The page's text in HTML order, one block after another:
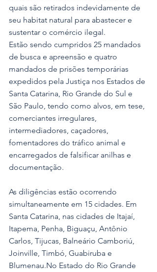
quais são retirados indevidamente de
seu habitat natural para abastecer e
sustentar o comércio ilegal.
Estão sendo cumpridos 25 mandados
de busca e apreensão e quatro
mandados de prisões temporárias
expedidos pela Justiça nos Estados de
Santa Catarina, Rio Grande do Sul e
São Paulo, tendo como alvos, em tese,
comerciantes irregulares,
intermediadores, caçadores,
fomentadores do tráfico animal e
encarregados de falsificar anilhas e
documentação.
As diligências estão ocorrendo
simultaneamente em 15 cidades. Em
Santa Catarina, nas cidades de Itajaí,
Itapema, Penha, Biguaçu, Antônio
Carlos, Tijucas, Balneário Camboriú,
Joinville, Timbó, Guabiruba e
Blumenau.No Estado do Rio Grande